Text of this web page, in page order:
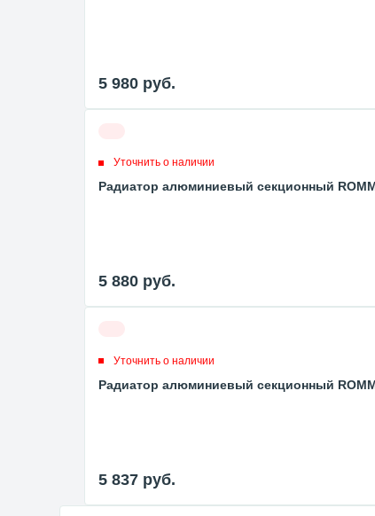
5 980 руб.
Уточнить о наличии
Радиатор алюминиевый секционный
5 880 руб.
Уточнить о наличии
Радиатор алюминиевый секционный
5 837 руб.